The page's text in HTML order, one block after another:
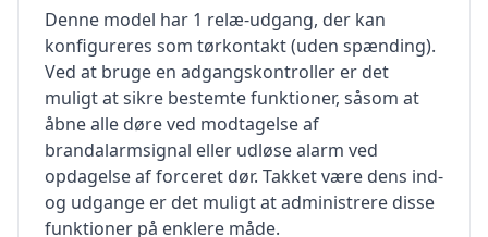
Denne model har 1 relæ-udgang, der kan
konfigureres som tørkontakt (uden spænding).
Ved at bruge en adgangskontroller er det
muligt at sikre bestemte funktioner, såsom at
åbne alle døre ved modtagelse af
brandalarmsignal eller udløse alarm ved
opdagelse af forceret dør. Takket være dens ind-
og udgange er det muligt at administrere disse
funktioner på enklere måde.